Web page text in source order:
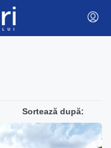
Sortează după: